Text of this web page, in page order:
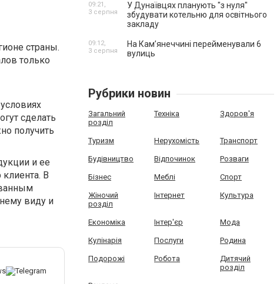
страны.
только
сделать
получить
и ее
В
виду и
У Дунаївцях планують "з нуля"
збудувати котельню для освітнього
закладу
09:21,
3 серпня
На Камʼянеччині перейменували 6
вулиць
09:12,
3 серпня
Рубрики новин
Загальний
розділ
Техніка Здоров'я
Туризм Нерухомість Транспорт
Будівництво Відпочинок Розваги
Бізнес Меблі Спорт
Жіночий
розділ
Інтернет Культура
Економіка Інтер'єр Мода
Кулінарія Послуги Родина
Подорожі Робота
Дитячий
розділ